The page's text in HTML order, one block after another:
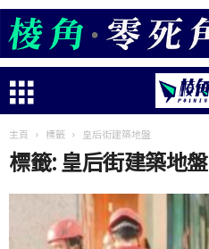
主頁 標籤 皇后街建築地盤
標籤: 皇后街建築地盤